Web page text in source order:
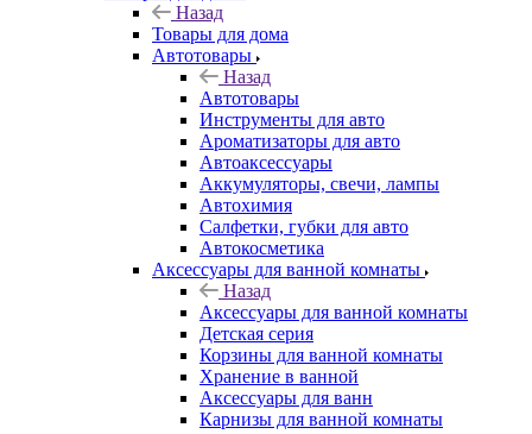
Назад
Товары для дома
Автотовары
Назад
Автотовары
Инструменты для авто
Ароматизаторы для авто
Автоаксессуары
Аккумуляторы, свечи, лампы
Автохимия
Салфетки, губки для авто
Автокосметика
Аксессуары для ванной комнаты
Назад
Аксессуары для ванной комнаты
Детская серия
Корзины для ванной комнаты
Хранение в ванной
Аксессуары для ванн
Карнизы для ванной комнаты